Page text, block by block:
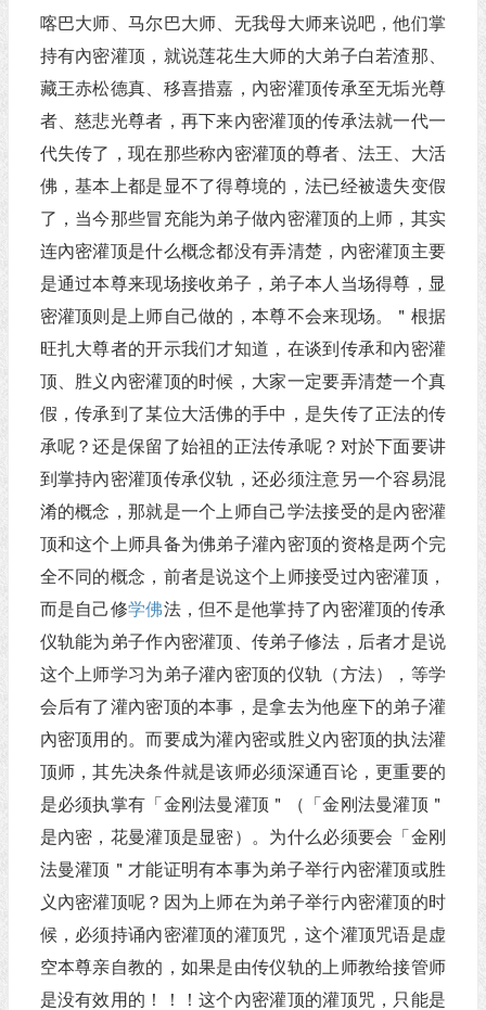
喀巴大师、马尔巴大师、无我母大师来说吧，他们掌
持有內密灌顶，就说莲花生大师的大弟子白若渣那、
藏王赤松德真、移喜措嘉，內密灌顶传承至无垢光尊
者、慈悲光尊者，再下来內密灌顶的传承法就一代一
代失传了，现在那些称內密灌顶的尊者、法王、大活
佛，基本上都是显不了得尊境的，法已经被遗失变假
了，当今那些冒充能为弟子做內密灌顶的上师，其实
连內密灌顶是什么概念都没有弄清楚，內密灌顶主要
是通过本尊来现场接收弟子，弟子本人当场得尊，显
密灌顶则是上师自己做的，本尊不会来现场。＂根据
旺扎大尊者的开示我们才知道，在谈到传承和內密灌
顶、胜义內密灌顶的时候，大家一定要弄清楚一个真
假，传承到了某位大活佛的手中，是失传了正法的传
承呢？还是保留了始祖的正法传承呢？对於下面要讲
到掌持內密灌顶传承仪轨，还必须注意另一个容易混
淆的概念，那就是一个上师自己学法接受的是內密灌
顶和这个上师具备为佛弟子灌內密顶的资格是两个完
全不同的概念，前者是说这个上师接受过內密灌顶，
而是自己修学佛法，但不是他掌持了內密灌顶的传承
仪轨能为弟子作內密灌顶、传弟子修法，后者才是说
这个上师学习为弟子灌內密顶的仪轨（方法），等学
会后有了灌內密顶的本事，是拿去为他座下的弟子灌
內密顶用的。而要成为灌內密或胜义內密顶的执法灌
顶师，其先决条件就是该师必须深通百论，更重要的
是必须执掌有「金刚法曼灌顶＂（「金刚法曼灌顶＂
是內密，花曼灌顶是显密）。为什么必须要会「金刚
法曼灌顶＂才能证明有本事为弟子举行內密灌顶或胜
义內密灌顶呢？因为上师在为弟子举行內密灌顶的时
候，必须持诵內密灌顶的灌顶咒，这个灌顶咒语是虚
空本尊亲自教的，如果是由传仪轨的上师教给接管师
是没有效用的！！！这个內密灌顶的灌顶咒，只能是